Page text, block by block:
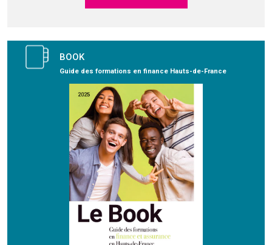
BOOK
Guide des formations en finance Hauts-de-France